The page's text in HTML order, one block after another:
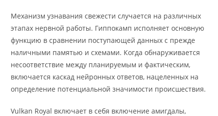
Механизм узнавания свежести случается на различных
этапах нервной работы. Гиппокамп исполняет основную
функцию в сравнении поступающей данных с прежде
наличными памятью и схемами. Когда обнаруживается
несоответствие между планируемым и фактическим,
включается каскад нейронных ответов, нацеленных на
определение потенциальной значимости происшествия.
Vulkan Royal включает в себя включение амигдалы,